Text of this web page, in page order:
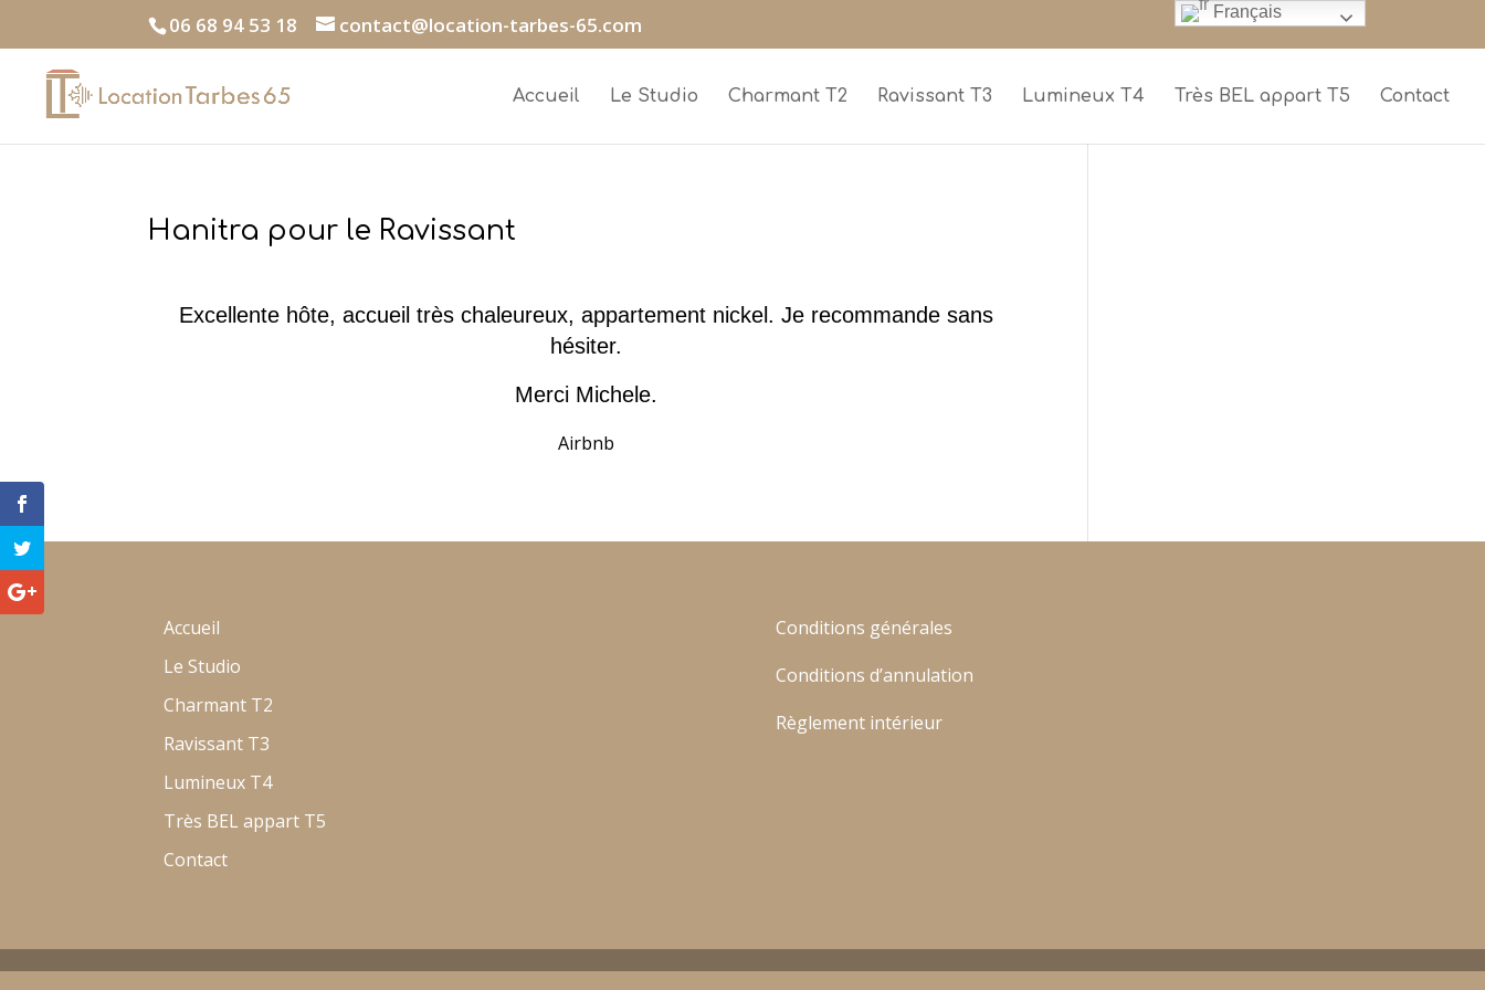
06 68 94 53 18 contact@location-tarbes-65.com
Accueil Le Studio Charmant T2 Ravissant T3 Lumineux T4 Très BEL appart T5 Contact
Hanitra pour le Ravissant
Excellente hôte, accueil très chaleureux, appartement nickel. Je recommande sans
hésiter.
Merci Michele.
Airbnb
Accueil
Le Studio
Charmant T2
Ravissant T3
Lumineux T4
Très BEL appart T5
Contact
Conditions générales
Conditions d’annulation
Règlement intérieur
Français